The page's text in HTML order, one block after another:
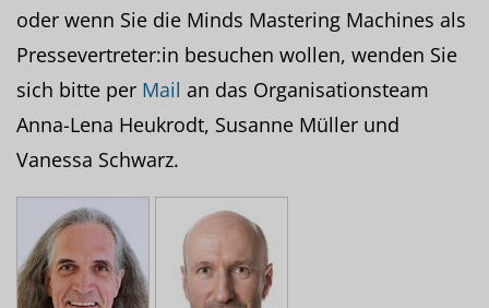
oder wenn Sie die Minds Mastering Machines als
Pressevertreter:in besuchen wollen, wenden Sie
sich bitte per Mail an das Organisationsteam
Anna-Lena Heukrodt, Susanne Müller und
Vanessa Schwarz.